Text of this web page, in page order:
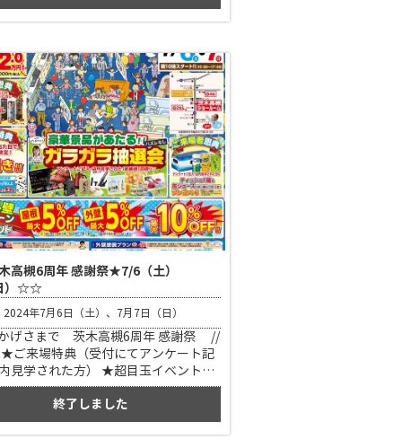
槻6周年 感謝祭★7/6（土）
）☆☆
2024年7月6日（土）、7月7日（日）
さまで 茨木高槻6周年 感謝祭 //
ご来場特典（受付にてアンケート記
見学された方） ★超目玉イベントと
景品が当たるガラガラ抽選会（アン
＆店内見学） など、ご家族でお楽しみ
しが盛りだくさん！ 更に ★お見積り
０万円（税抜）以上のお見積もりを
終了しました